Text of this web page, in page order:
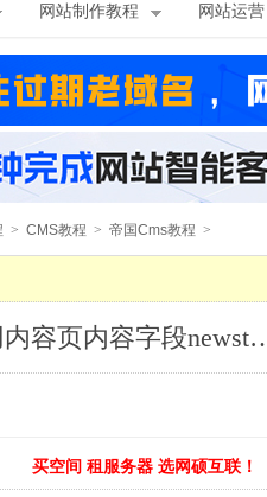
网站制作教程 网站运营
> CMS教程 > 帝国Cms教程 >
在帝国cms列表页调用内容
买空间 租服务器 选网硕互联！